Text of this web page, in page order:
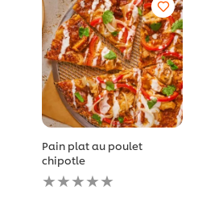
Pain plat au poulet
chipotle
Aucune
évaluation